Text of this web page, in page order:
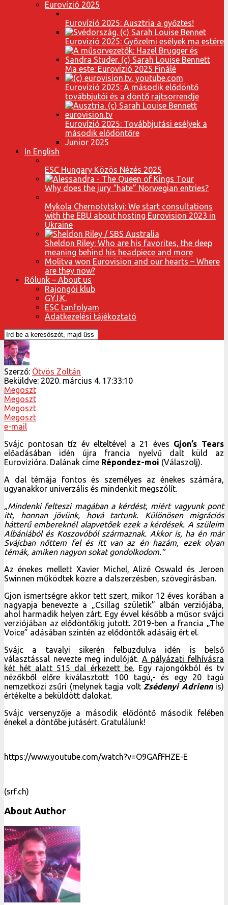
Eurovízió 2025
Eurovízió 2025: Ausztria a győztes!
Eurovízió 2025: Győzelmi esélyek ma estére
Ma este: Eurovízió 2025 Finálé
Eurovízió 2025: A második elődöntő
továbbjutói és a döntő rajtsorrendje
Eurovízió 2025: Továbbjutási esélyek a
második elődöntőre
Junior 2025
In English
ESC Hungary Közös Nézés 2025
Why does the jury “hate” Norwegian entries?
Mykola Chernotytskyi: We start consultations
with the EBU about hosting Eurovision 2023 in
Ukraine
Sheldon Riley: Who are his favorites, the deep
meaning behind his headpiece and more
Molitva won Eurovision and our hearts – Where
are they now?
Rólunk – About us
Rajongói klub
GY.I.K.
ESC tanfolyam
Adatkezelési tájékoztató
Szerző: Ötvös Zoltán
Beküldve: 2020. március 4. 17:33:10
Megoszt
Megoszt
Megoszt
Megoszt
e-mail
Svájc pontosan tíz év elteltével a 21 éves Gjon’s Tears
előadásában idén újra francia nyelvű dalt küld az
Eurovízióra. Dalának címe Répondez-moi (Válaszolj).
A dal témája fontos és személyes az énekes számára,
ugyanakkor univerzális és mindenkit megszólít.
„Mindenki felteszi magában a kérdést, miért vagyunk pont
itt, honnan jövünk, hová tartunk. Különösen migrációs
hátterű embereknél alapvetőek ezek a kérdések. A szüleim
Albániából és Koszovóból származnak. Akkor is, ha én már
Svájcban nőttem fel és itt van az én hazám, ezek olyan
témák, amiken nagyon sokat gondolkodom.”
Az énekes mellett Xavier Michel, Alizé Oswald és Jeroen
Swinnen működtek közre a dalszerzésben, szövegírásban.
Gjon ismertségre akkor tett szert, mikor 12 éves korában a
nagyapja benevezte a „Csillag születik” albán verziójába,
ahol harmadik helyen zárt. Egy évvel később a műsor svájci
verziójában az elődöntőkig jutott. 2019-ben a francia „The
Voice” adásában szintén az elődöntők adásáig ért el.
Svájc a tavalyi sikerén felbuzdulva idén is belső
választással nevezte meg indulóját. A pályázati felhívásra
két hét alatt 515 dal érkezett be.Egy rajongókból és tv
nézőkből előre kiválasztott 100 tagú,- és egy 20 tagú
nemzetközi zsűri (melynek tagja volt Zsédenyi Adriennis)
értékelte a beküldött dalokat.
Svájc versenyzője a második elődöntő második felében
énekel a döntőbe jutásért. Gratulálunk!
https://www.youtube.com/watch?v=O9GAfFHZE-E
(srf.ch)
About Author